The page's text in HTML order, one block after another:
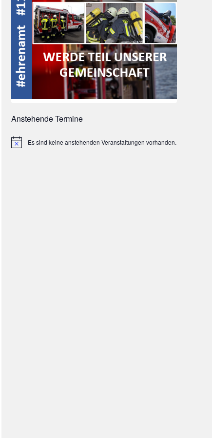
Anstehende Termine
HinweisEs sind keine anstehenden Veranstaltungen vorhanden.